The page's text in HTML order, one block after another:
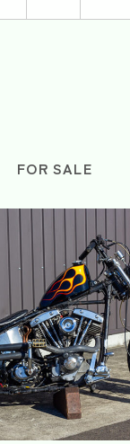
FOR SALE